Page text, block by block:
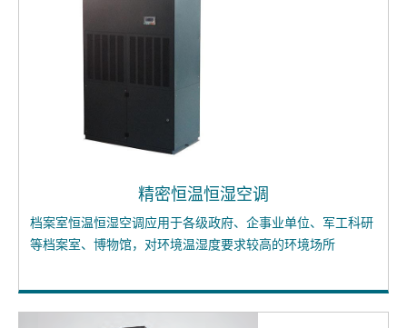
精密恒温恒湿空调
档案室恒温恒湿空调应用于各级政府、企事业单位、军工科研
等档案室、博物馆，对环境温湿度要求较高的环境场所